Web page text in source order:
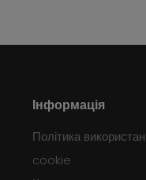
Інформація
Політика
cookie